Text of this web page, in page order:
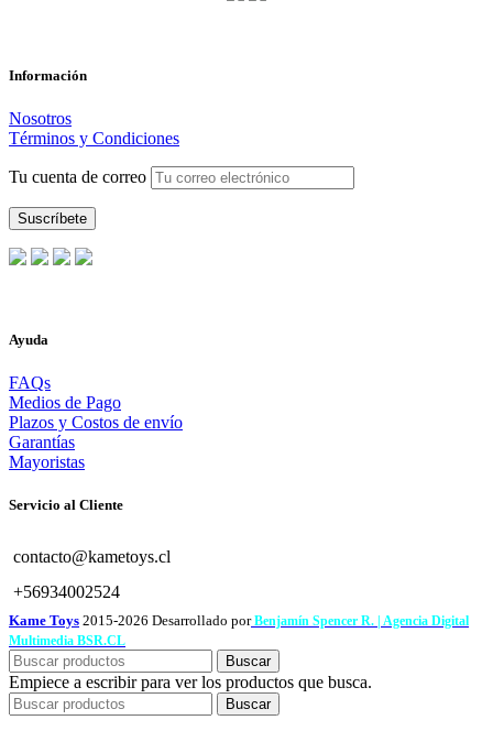
Información
Nosotros
Términos y Condiciones
Tu cuenta de correo
Ayuda
FAQs
Medios de Pago
Plazos y Costos de envío
Garantías
Mayoristas
Servicio al Cliente
contacto@kametoys.cl
+56934002524
Kame Toys 2015-2026 Desarrollado porBenjamín Spencer R. | Agencia Digital
Multimedia BSR.CL
Buscar
Empiece a escribir para ver los productos que busca.
Buscar